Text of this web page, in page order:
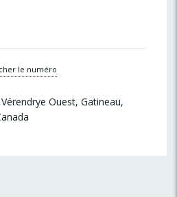
le numéro
Ouest, Gatineau,